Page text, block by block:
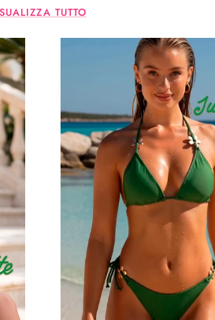
TUTTO